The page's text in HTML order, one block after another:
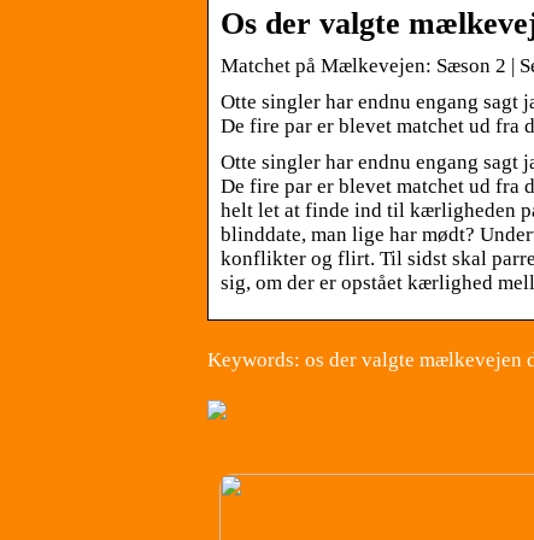
Os der valgte
Matchet på Mælkevejen: Sæson 2 |
Otte singler har endnu engang sagt
De fire par er blevet matchet ud fra
Otte singler har endnu engang sagt
De fire par er blevet matchet ud fra
helt let at finde ind til kærligheden
blinddate, man lige har mødt?
konflikter og flirt. Til sidst skal
sig, om der er opstået kærlighed
Keywords: os der valgte mælkevejen